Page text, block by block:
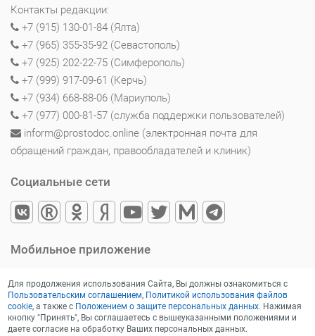
Контакты редакции:
+7 (915) 130-01-84 (Ялта)
+7 (965) 355-35-92 (Севастополь)
+7 (925) 202-22-75 (Симферополь)
+7 (999) 917-09-61 (Керчь)
+7 (934) 668-88-06 (Мариуполь)
+7 (977) 000-81-57 (служба поддержки пользователей)
inform@prostodoc.online (электронная почта для
обращений граждан, правообладателей и клиник)
Социальные сети
Мобильное приложение
Для продолжения использования Сайта, Вы должны ознакомиться с
Пользовательским соглашением, Политикой использования файлов
cookie, а также с Положением о защите персональных данных. Нажимая
кнопку "Принять", Вы соглашаетесь с вышеуказанными положениями и
даете согласие на обработку Ваших персональных данных.